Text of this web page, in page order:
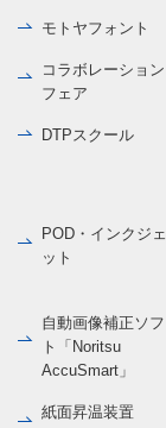
モトヤフォント
コラボレーション
フェア
DTPスクール
POD・インクジェ
ット
自動画像補正ソフ
ト「Noritsu
AccuSmart」
紙面昇温装置